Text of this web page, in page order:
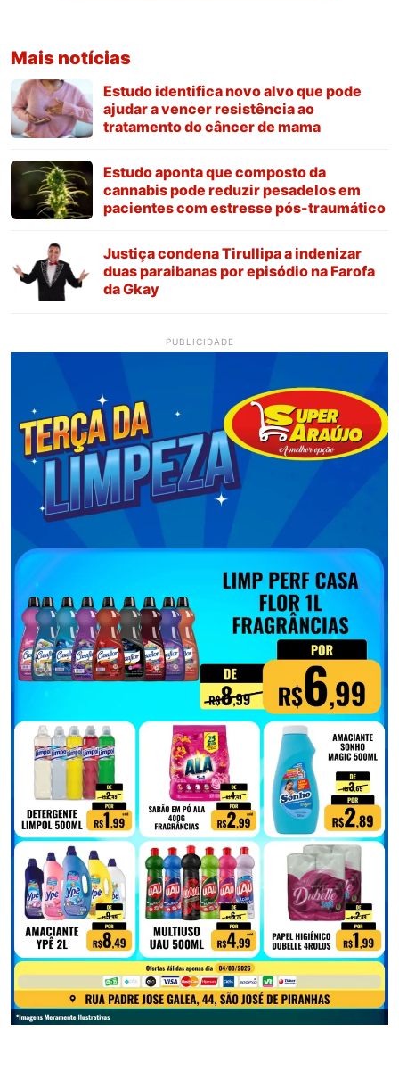
Mais notícias
Estudo identifica novo alvo que pode
ajudar a vencer resistência ao
tratamento do câncer de mama
Estudo aponta que composto da
cannabis pode reduzir pesadelos em
pacientes com estresse pós-traumático
Justiça condena Tirullipa a indenizar
duas paraibanas por episódio na Farofa
da Gkay
PUBLICIDADE